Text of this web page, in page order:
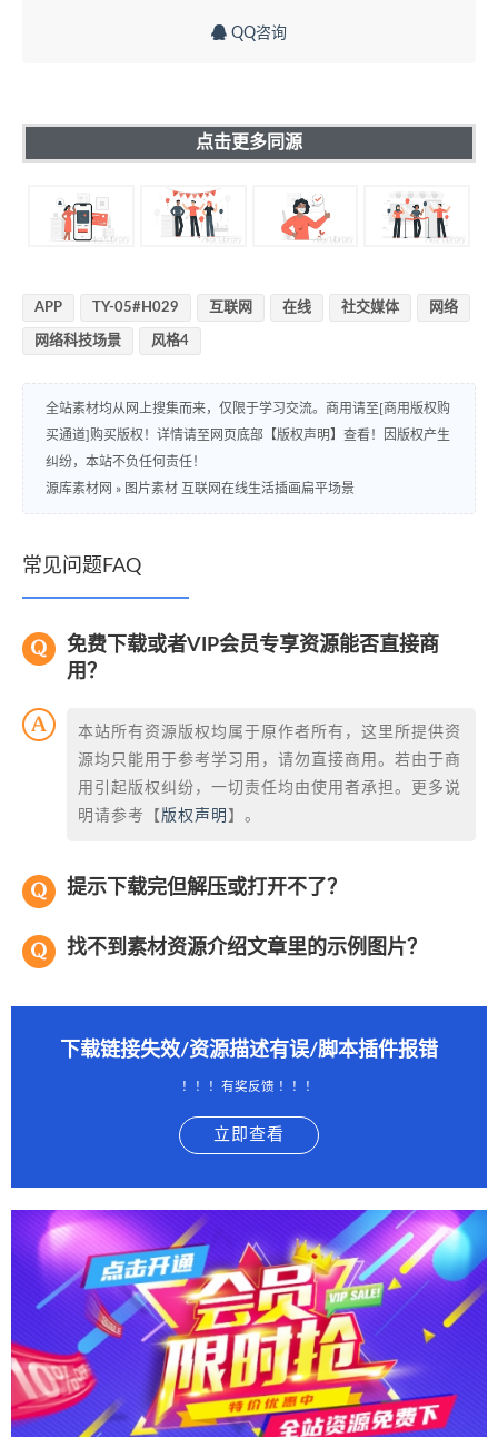
QQ咨询
点击更多同源
APP TY-05#H029 互联网 在线 社交媒体 网络
网络科技场景 风格4
全站素材均从网上搜集而来，仅限于学习交流。商用请至[商用版权购
买通道]购买版权！详情请至网页底部【版权声明】查看！因版权产生
纠纷，本站不负任何责任！
源库素材网 » 图片素材 互联网在线生活插画扁平场景
常见问题FAQ
免费下载或者VIP会员专享资源能否直接商
用？
本站所有资源版权均属于原作者所有，这里所提供资
源均只能用于参考学习用，请勿直接商用。若由于商
用引起版权纠纷，一切责任均由使用者承担。更多说
明请参考【 版权声明 】。
提示下载完但解压或打开不了？
找不到素材资源介绍文章里的示例图片？
下载链接失效/资源描述有误/脚本插件报错
！！！有奖反馈 ！！！
立即查看